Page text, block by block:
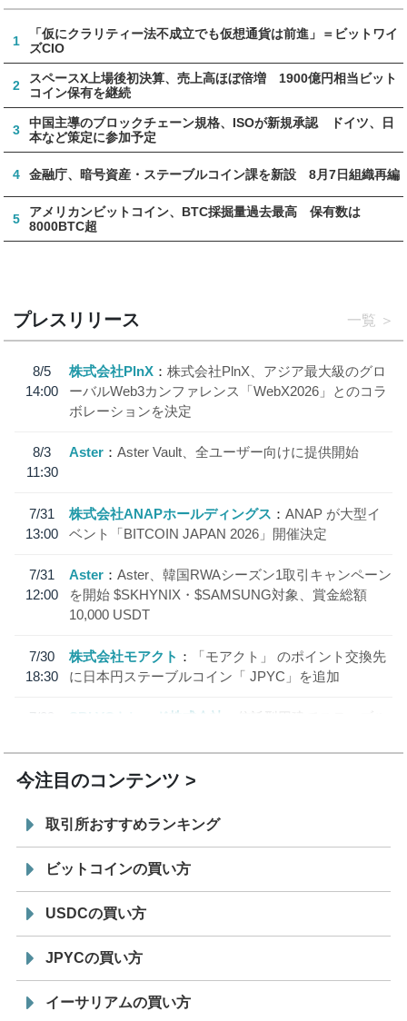
1
「仮にクラリティー法不成立でも仮想通貨は前進」＝ビットワイ
ズCIO
2
スペースX上場後初決算、売上高ほぼ倍増 1900億円相当ビット
コイン保有を継続
3
中国主導のブロックチェーン規格、ISOが新規承認 ドイツ、日
本など策定に参加予定
4 金融庁、暗号資産・ステーブルコイン課を新設 8月7日組織再編
5
アメリカンビットコイン、BTC採掘量過去最高 保有数は
8000BTC超
プレスリリース 一覧
8/5
14:00
株式会社PlnX
株式会社PlnX、アジア最大級のグロ
ーバルWeb3カンファレンス「WebX2026」とのコラ
ボレーションを決定
8/3
11:30
Aster Aster Vault、全ユーザー向けに提供開始
7/31
13:00
株式会社ANAPホールディングス
ANAP が大型イ
ベント「BITCOIN JAPAN 2026」開催決定
7/31
12:00
Aster
Aster、韓国RWAシーズン1取引キャンペーン
を開始 $SKHYNIX・$SAMSUNG対象、賞金総額
10,000 USDT
7/30
18:30
株式会社モアクト
「モアクト」 のポイント交換先
に日本円ステーブルコイン「 JPYC」を追加
7/29
SBI VCトレード株式会社
信託型円建てステーブル
今注目のコンテンツ
取引所おすすめランキング
ビットコインの買い方
USDCの買い方
JPYCの買い方
イーサリアムの買い方